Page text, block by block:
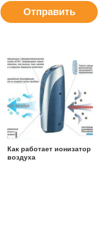
Отправить
Как работает ионизатор
воздуха